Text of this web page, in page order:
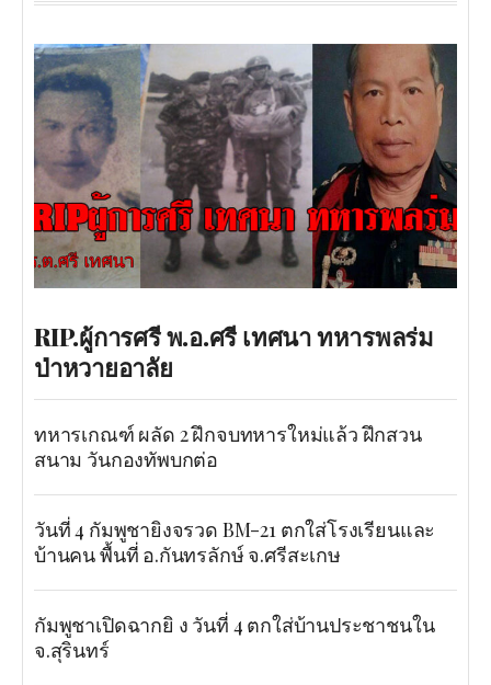
RIP.ผู้การศรี พ.อ.ศรี เทศนา ทหารพลร่ม
ป่าหวายอาลัย
ทหารเกณฑ์ ผลัด 2 ฝึกจบทหารใหม่แล้ว ฝึกสวน
สนาม วันกองทัพบกต่อ
วันที่ 4 กัมพูชายิงจรวด BM-21 ตกใส่โรงเรียนและ
บ้านคน พื้นที่ อ.กันทรลักษ์ จ.ศรีสะเกษ
กัมพูชาเปิดฉากยิ ง วันที่ 4 ตกใส่บ้านประชาชนใน
จ.สุรินทร์